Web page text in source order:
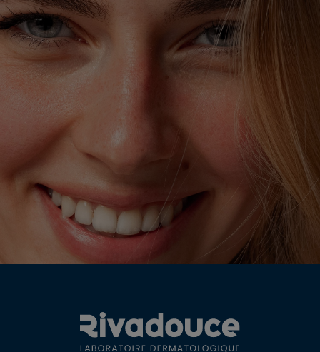
OFFRE DE BIENVENUE
10% DE REMISE +